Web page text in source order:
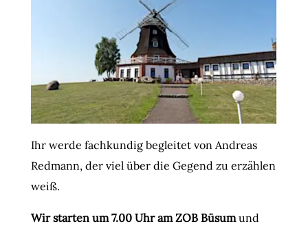
Ihr werde fachkundig begleitet von Andreas
Redmann, der viel über die Gegend zu erzählen
weiß.
Wir starten um 7.00 Uhr am ZOB Büsumund